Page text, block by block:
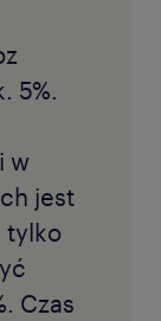
5%.
w
jest
tylko
Czas